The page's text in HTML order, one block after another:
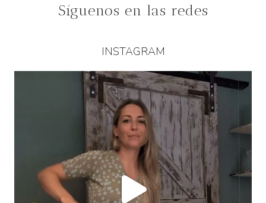
Síguenos en las redes
INSTAGRAM